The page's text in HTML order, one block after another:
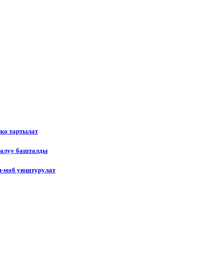
тартылат
башталды
моб уюштурулат